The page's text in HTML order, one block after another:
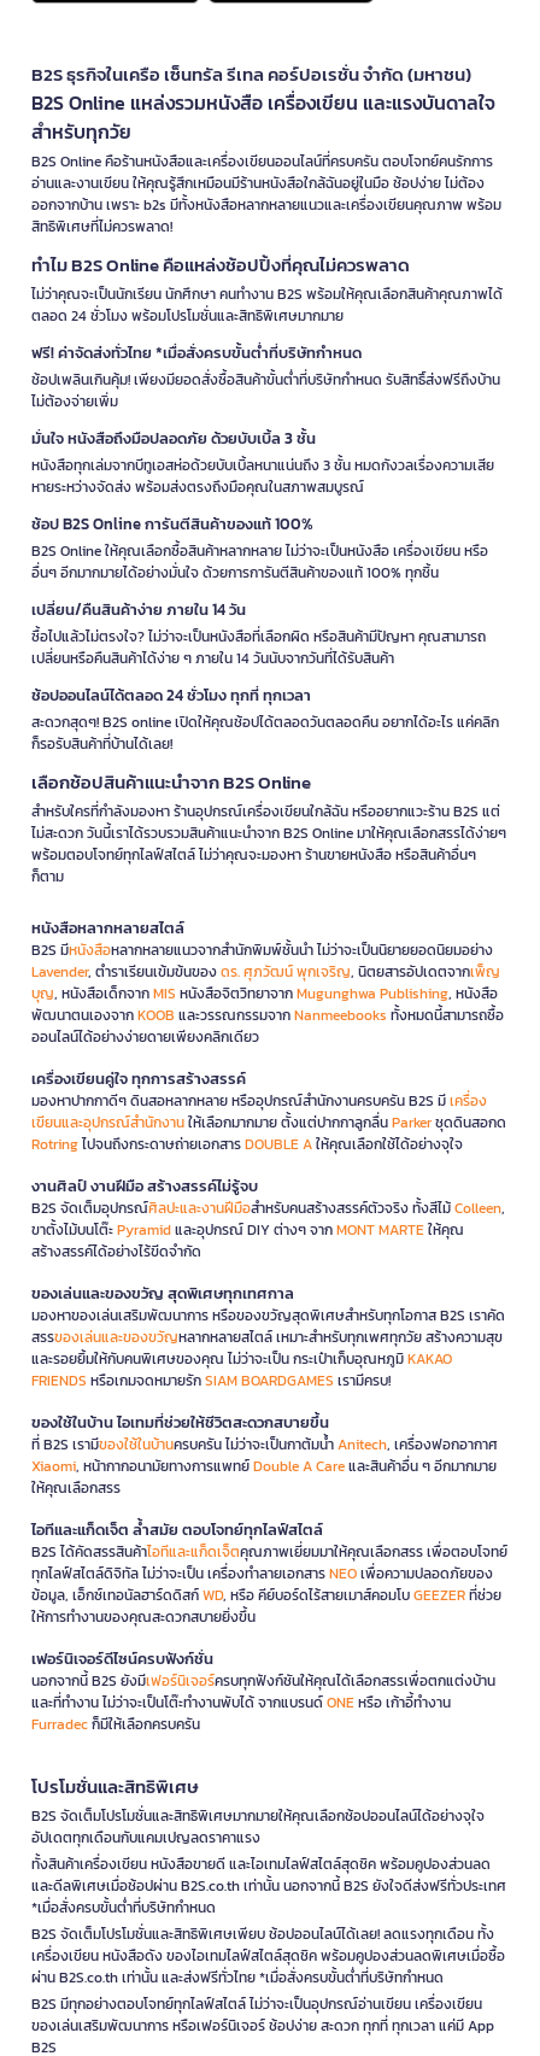
B2S ธุรกิจในเครือ เซ็นทรัล รีเทล คอร์ปอเรชั่น จำกัด (มหาชน)
B2S Online แหล่งรวมหนังสือ เครื่องเขียน และแรงบันดาลใจ
สำหรับทุกวัย
B2S Online คือร้านหนังสือและเครื่องเขียนออนไลน์ที่ครบครัน ตอบโจทย์คนรักการ
อ่านและงานเขียน ให้คุณรู้สึกเหมือนมีร้านหนังสือใกล้ฉันอยู่ในมือ ช้อปง่าย ไม่ต้อง
ออกจากบ้าน เพราะ b2s มีทั้งหนังสือหลากหลายแนวและเครื่องเขียนคุณภาพ พร้อม
สิทธิพิเศษที่ไม่ควรพลาด!
ทำไม B2S Online คือแหล่งช้อปปิ้งที่คุณไม่ควรพลาด
ไม่ว่าคุณจะเป็นนักเรียน นักศึกษา คนทำงาน B2S พร้อมให้คุณเลือกสินค้าคุณภาพได้
ตลอด 24 ชั่วโมง พร้อมโปรโมชั่นและสิทธิพิเศษมากมาย
ฟรี! ค่าจัดส่งทั่วไทย *เมื่อสั่งครบขั้นต่ำที่บริษัทกำหนด
ช้อปเพลินเกินคุ้ม! เพียงมียอดสั่งซื้อสินค้าขั้นต่ำที่บริษัทกำหนด รับสิทธิ์ส่งฟรีถึงบ้าน
ไม่ต้องจ่ายเพิ่ม
มั่นใจ หนังสือถึงมือปลอดภัย ด้วยบับเบิ้ล 3 ชั้น
หนังสือทุกเล่มจากบีทูเอสห่อด้วยบับเบิ้ลหนาแน่นถึง 3 ชั้น หมดกังวลเรื่องความเสีย
หายระหว่างจัดส่ง พร้อมส่งตรงถึงมือคุณในสภาพสมบูรณ์
ช้อป B2S Online การันตีสินค้าของแท้ 100%
B2S Online ให้คุณเลือกซื้อสินค้าหลากหลาย ไม่ว่าจะเป็นหนังสือ เครื่องเขียน หรือ
อื่นๆ อีกมากมายได้อย่างมั่นใจ ด้วยการการันตีสินค้าของแท้ 100% ทุกชิ้น
เปลี่ยน/คืนสินค้าง่าย ภายใน 14 วัน
ซื้อไปแล้วไม่ตรงใจ? ไม่ว่าจะเป็นหนังสือที่เลือกผิด หรือสินค้ามีปัญหา คุณสามารถ
เปลี่ยนหรือคืนสินค้าได้ง่าย ๆ ภายใน 14 วันนับจากวันที่ได้รับสินค้า
ช้อปออนไลน์ได้ตลอด 24 ชั่วโมง ทุกที่ ทุกเวลา
สะดวกสุดๆ! B2S online เปิดให้คุณช้อปได้ตลอดวันตลอดคืน อยากได้อะไร แค่คลิก
ก็รอรับสินค้าที่บ้านได้เลย!
เลือกช้อปสินค้าแนะนำจาก B2S Online
สำหรับใครที่กำลังมองหา ร้านอุปกรณ์เครื่องเขียนใกล้ฉัน หรืออยากแวะร้าน B2S แต่
ไม่สะดวก วันนี้เราได้รวบรวมสินค้าแนะนำจาก B2S Online มาให้คุณเลือกสรรได้ง่ายๆ
พร้อมตอบโจทย์ทุกไลฟ์สไตล์ ไม่ว่าคุณจะมองหา ร้านขายหนังสือ หรือสินค้าอื่นๆ
ก็ตาม
หนังสือหลากหลายสไตล์
B2S มีหนังสือหลากหลายแนวจากสำนักพิมพ์ชั้นนำ ไม่ว่าจะเป็นนิยายยอดนิยมอย่าง
Lavender, ตำราเรียนเข้มข้นของดร. ศุภวัฒน์ พุกเจริญ, นิตยสารอัปเดตจากเพ็ญ
บุญ, หนังสือเด็กจากMIS หนังสือจิตวิทยาจากMugunghwa Publishing, หนังสือ
พัฒนาตนเองจากKOOB และวรรณกรรมจากNanmeebooks ทั้งหมดนี้สามารถซื้อ
ออนไลน์ได้อย่างง่ายดายเพียงคลิกเดียว
เครื่องเขียนคู่ใจ ทุกการสร้างสรรค์
มองหาปากกาดีๆ ดินสอหลากหลาย หรืออุปกรณ์สำนักงานครบครัน B2S มีเครื่อง
เขียนและอุปกรณ์สำนักงานให้เลือกมากมาย ตั้งแต่ปากกาลูกลื่นParkerชุดดินสอกด
Rotringไปจนถึงกระดาษถ่ายเอกสารDOUBLE Aให้คุณเลือกใช้ได้อย่างจุใจ
งานศิลป์ งานฝีมือ สร้างสรรค์ไม่รู้จบ
B2S จัดเต็มอุปกรณ์ศิลปะและงานฝีมือสำหรับคนสร้างสรรค์ตัวจริง ทั้งสีไม้Colleen,
ขาตั้งไม้บนโต๊ะPyramidและอุปกรณ์ DIY ต่างๆ จากMONT MARTEให้คุณ
สร้างสรรค์ได้อย่างไร้ขีดจำกัด
ของเล่นและของขวัญ สุดพิเศษทุกเทศกาล
มองหาของเล่นเสริมพัฒนาการ หรือของขวัญสุดพิเศษสำหรับทุกโอกาส B2S เราคัด
สรรของเล่นและของขวัญหลากหลายสไตล์ เหมาะสำหรับทุกเพศทุกวัย สร้างความสุข
และรอยยิ้มให้กับคนพิเศษของคุณ ไม่ว่าจะเป็น กระเป๋าเก็บอุณหภูมิKAKAO
FRIENDS หรือเกมจดหมายรักSIAM BOARDGAMES เรามีครบ!
ของใช้ในบ้าน ไอเทมที่ช่วยให้ชีวิตสะดวกสบายขึ้น
ที่ B2S เรามีของใช้ในบ้านครบครัน ไม่ว่าจะเป็นกาต้มน้ำAnitech, เครื่องฟอกอากาศ
Xiaomi, หน้ากากอนามัยทางการแพทย์Double A Careและสินค้าอื่น ๆ อีกมากมาย
ให้คุณเลือกสรร
ไอทีและแก็ดเจ็ต ล้ำสมัย ตอบโจทย์ทุกไลฟ์สไตล์
B2S ได้คัดสรรสินค้าไอทีและแก็ดเจ็ตคุณภาพเยี่ยมมาให้คุณเลือกสรร เพื่อตอบโจทย์
ทุกไลฟ์สไตล์ดิจิทัล ไม่ว่าจะเป็น เครื่องทำลายเอกสารNEOเพื่อความปลอดภัยของ
ข้อมูล, เอ็กซ์เทอนัลฮาร์ดดิสก์WD, หรือ คีย์บอร์ดไร้สายเมาส์คอมโบGEEZERที่ช่วย
ให้การทำงานของคุณสะดวกสบายยิ่งขึ้น
เฟอร์นิเจอร์ดีไซน์ครบฟังก์ชั่น
นอกจากนี้ B2S ยังมีเฟอร์นิเจอร์ครบทุกฟังก์ชันให้คุณได้เลือกสรรเพื่อตกแต่งบ้าน
และที่ทำงาน ไม่ว่าจะเป็นโต๊ะทำงานพับได้ จากแบรนด์ONEหรือ เก้าอี้ทำงาน
Furradecก็มีให้เลือกครบครัน
โปรโมชั่นและสิทธิพิเศษ
B2S จัดเต็มโปรโมชั่นและสิทธิพิเศษมากมายให้คุณเลือกช้อปออนไลน์ได้อย่างจุใจ
อัปเดตทุกเดือนกับแคมเปญลดราคาแรง
ทั้งสินค้าเครื่องเขียน หนังสือขายดี และไอเทมไลฟ์สไตล์สุดชิค พร้อมคูปองส่วนลด
และดีลพิเศษเมื่อช้อปผ่าน B2S.co.th เท่านั้น นอกจากนี้ B2S ยังใจดีส่งฟรีทั่วประเทศ
*เมื่อสั่งครบขั้นต่ำที่บริษัทกำหนด
B2S จัดเต็มโปรโมชั่นและสิทธิพิเศษเพียบ ช้อปออนไลน์ได้เลย! ลดแรงทุกเดือน ทั้ง
เครื่องเขียน หนังสือดัง ของไอเทมไลฟ์สไตล์สุดชิค พร้อมคูปองส่วนลดพิเศษเมื่อซื้อ
ผ่าน B2S.co.th เท่านั้น และส่งฟรีทั่วไทย *เมื่อสั่งครบขั้นต่ำที่บริษัทกำหนด
B2S มีทุกอย่างตอบโจทย์ทุกไลฟ์สไตล์ ไม่ว่าจะเป็นอุปกรณ์อ่านเขียน เครื่องเขียน
ของเล่นเสริมพัฒนาการ หรือเฟอร์นิเจอร์ ช้อปง่าย สะดวก ทุกที่ ทุกเวลา แค่มี App
B2S